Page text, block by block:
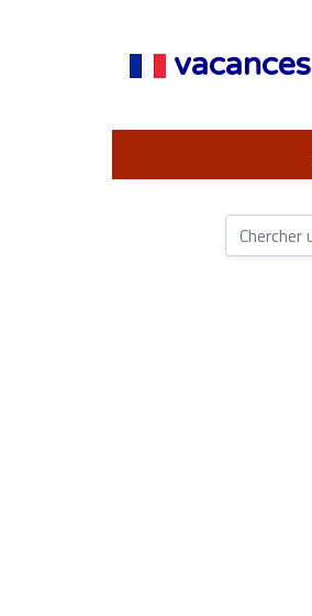
vacances